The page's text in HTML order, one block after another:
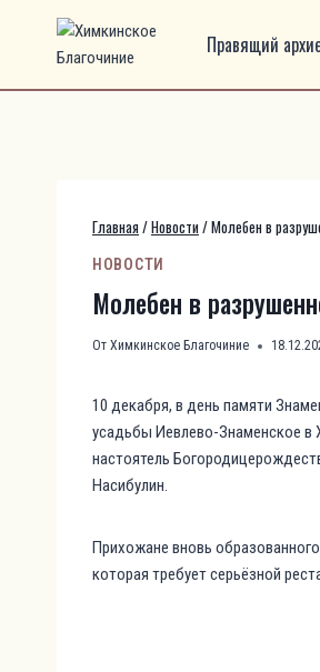
содержимому
Правящий
Главная /Новости /Молебен в
НОВОСТИ
Молебен в
От Химкинское Благочиние
10 декабря, в день памяти
усадьбы Иевлево-Знаменское в
настоятель
Насибулин.
Прихожане вновь
которая требует серьёзной